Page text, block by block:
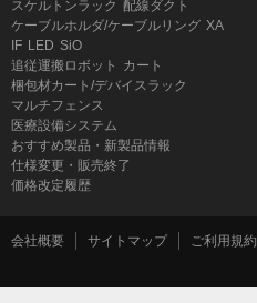
スケルトンラック 配線ダクト
ケーブルホルダ/ケーブルリング XA
IF LED SiO
追従運搬ロボット
カート
梱包材カート/デバイスラック
マルチフェンス
医療設備システム
おすすめ製品・新製品情報
仕様変更・販売終了
価格改定履歴
会社概要 サイトマップ ご利用規約